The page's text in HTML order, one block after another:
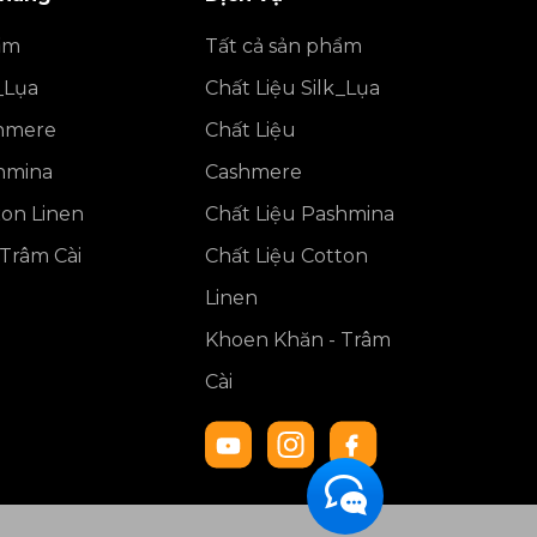
Linen
Cài
Tất cả sản phẩm
Chất Liệu Silk_Lụa
Chất Liệu
Cashmere
Chất Liệu Pashmina
Chất Liệu Cotton
Linen
Khoen Khăn - Trâm
Cài